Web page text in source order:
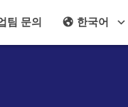
한국어
팀 문의